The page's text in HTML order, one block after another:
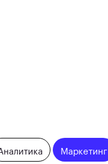
Маркетинг